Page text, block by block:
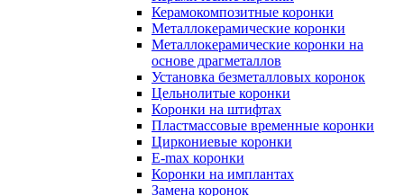
Керамокомпозитные коронки
Металлокерамические коронки
Металлокерамические коронки на
основе драгметаллов
Установка безметалловых коронок
Цельнолитые коронки
Коронки на штифтах
Пластмассовые временные коронки
Циркониевые коронки
E-max коронки
Коронки на имплантах
Замена коронок